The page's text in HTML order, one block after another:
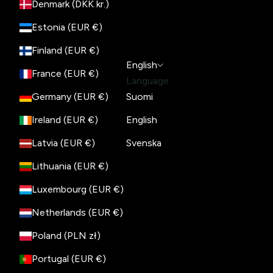
Denmark (DKK kr.)
Estonia (EUR €)
Finland (EUR €)
France (EUR €)
Germany (EUR €)
Ireland (EUR €)
Latvia (EUR €)
Lithuania (EUR €)
Luxembourg (EUR €)
Netherlands (EUR €)
Poland (PLN zł)
Portugal (EUR €)
English
Language
Suomi
English
Svenska